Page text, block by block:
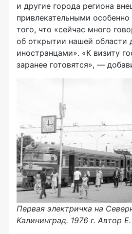
и другие города региона
привлекательными
того, что «сейчас много
об открытии нашей области
иностранцами». «К визиту
заранее готовятся», —
Первая электричка на
Калининград. 1976 г. Автор